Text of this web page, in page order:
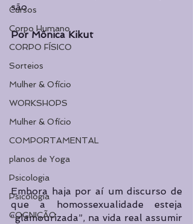
Cursos
Corpo Humano
CORPO FÍSICO
Sorteios
Mulher & Ofício
WORKSHOPS
Mulher & Ofício
COMPORTAMENTAL
planos de Yoga
Psicologia
Psicologia
COGNIÇÃO
são
Por Mônica Kikut
Embora haja por aí um discurso de
que a homossexualidade esteja
“glamourizada”, na vida real assumir